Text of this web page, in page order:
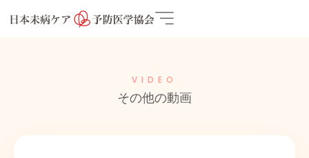
VIDEO
その他の動画